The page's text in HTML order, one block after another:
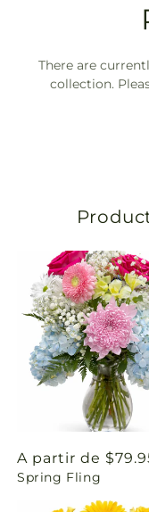
i
i
There are
collection.
Precio
habitual
A partir de
Spring Fling